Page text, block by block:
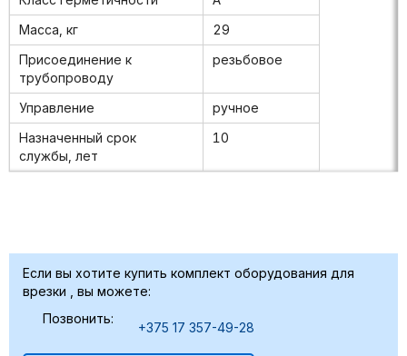
Масса, кг
29
Присоединение к
трубопроводу
резьбовое
Управление
ручное
Назначенный срок
службы, лет
10
Если вы хотите купить комплект оборудования для
врезки , вы можете:
Позвонить:
+375 17 357-49-28